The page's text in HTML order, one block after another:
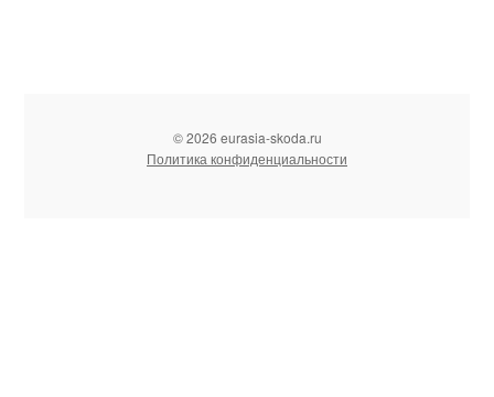
© 2026 eurasia-skoda.ru
Политика конфиденциальности